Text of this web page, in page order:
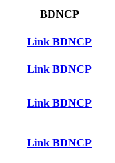
BDNCP
Link BDNCP
Link BDNCP
Link BDNCP
Link BDNCP